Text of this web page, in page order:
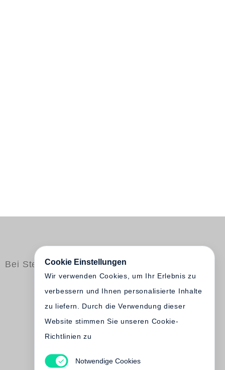
Bei Steidl erschienen
Paradise Now. Das
Cookie Einstellungen
Wir verwenden Cookies, um Ihr Erlebnis zu
verbessern und Ihnen personalisierte Inhalte
zu liefern. Durch die Verwendung dieser
Website stimmen Sie unseren Cookie-
Richtlinien zu
Notwendige Cookies